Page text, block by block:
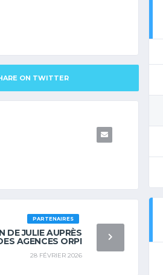
ON TWITTER
PARTENAIRES
DE JULIE AUPRÈS
AGENCES ORPI
28 FÉVRIER 2026